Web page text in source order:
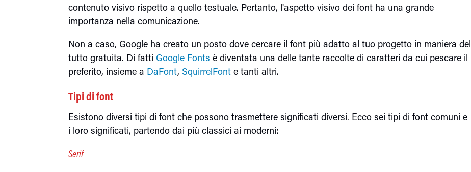
contenuto visivo rispetto a quello testuale. Pertanto, l'aspetto visivo dei font ha una grande
importanza nella comunicazione.
Non a caso, Google ha creato un posto dove cercare il font più adatto al tuo progetto in maniera del
tutto gratuita. Di fatti Google Fonts è diventata una delle tante raccolte di caratteri da cui pescare il
preferito, insieme a DaFont,SquirrelFont e tanti altri.
Tipi di font
Esistono diversi tipi di font che possono trasmettere significati diversi. Ecco sei tipi di font comuni e
i loro significati, partendo dai più classici ai moderni:
Serif